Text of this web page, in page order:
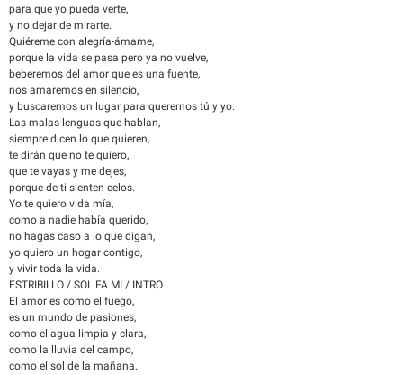
para que yo pueda verte,
y no dejar de mirarte.
Quiéreme con alegría-ámame,
porque la vida se pasa pero ya no vuelve,
beberemos del amor que es una fuente,
nos amaremos en silencio,
y buscaremos un lugar para querernos tú y yo.
Las malas lenguas que hablan,
siempre dicen lo que quieren,
te dirán que no te quiero,
que te vayas y me dejes,
porque de ti sienten celos.
Yo te quiero vida mía,
como a nadie había querido,
no hagas caso a lo que digan,
yo quiero un hogar contigo,
y vivir toda la vida.
ESTRIBILLO / SOL FA MI / INTRO
El amor es como el fuego,
es un mundo de pasiones,
como el agua limpia y clara,
como la lluvia del campo,
como el sol de la mañana.